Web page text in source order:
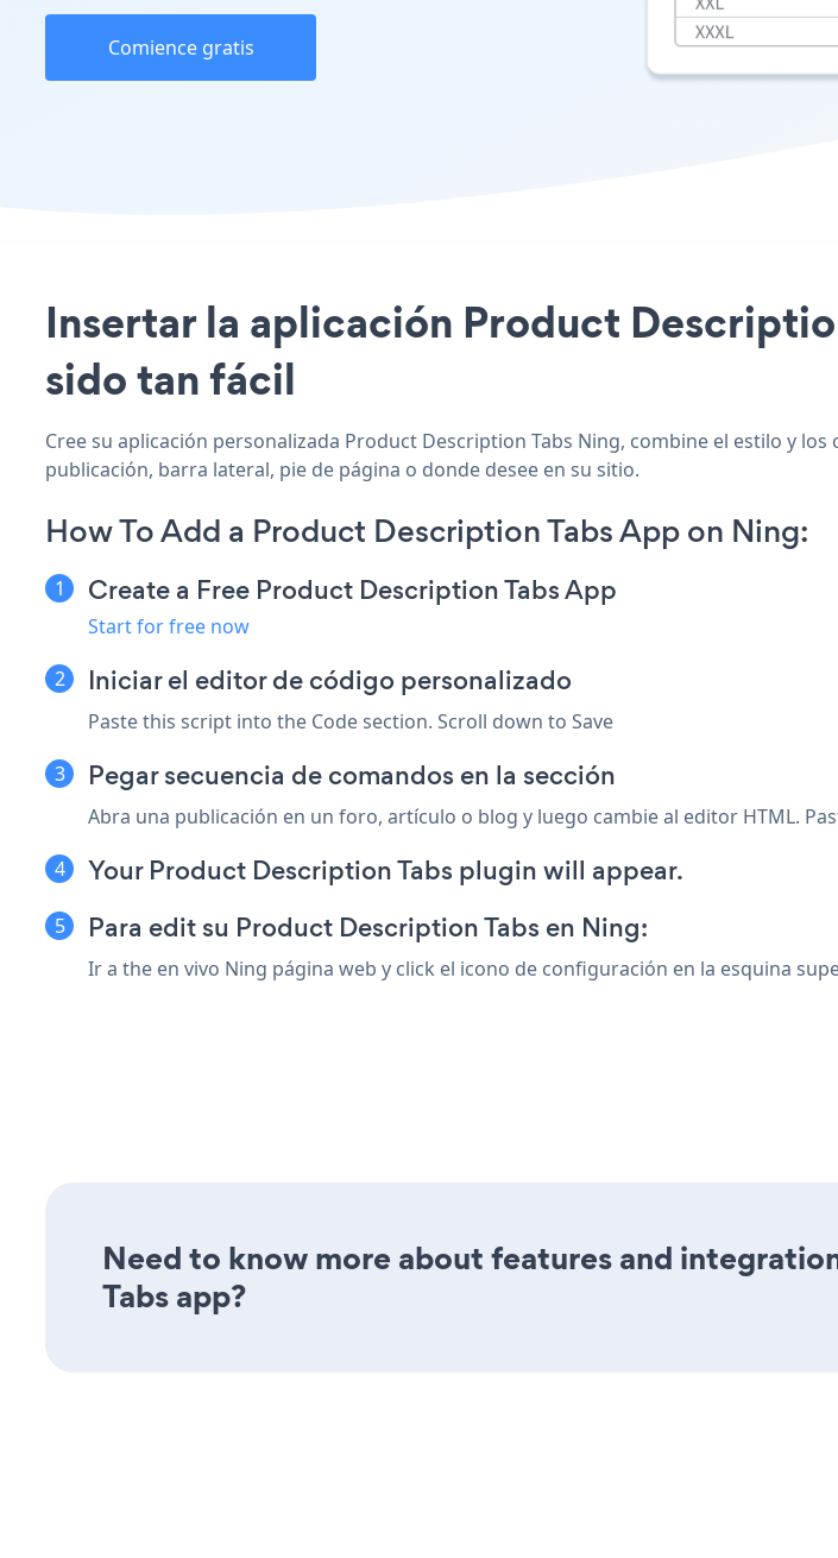
Comience gratis
Insertar la aplicación Product
sido tan fácil
Cree su aplicación personalizada Product Description Tabs Ning, combine el estilo y
publicación, barra lateral, pie de página o donde desee en su sitio.
How To Add a Product Description Tabs App on Ning:
Create a Free Product Description Tabs App
Start for free now
Iniciar el editor de código personalizado
Paste this script into the Code section. Scroll down to Save
Pegar secuencia de comandos en la sección
Abra una publicación en un foro, artículo o blog y luego cambie al editor HTML.
Your Product Description Tabs plugin will appear.
Para edit su Product Description Tabs en Ning:
Ir a the en vivo Ning página web y click el icono de configuración en la esquina
Need to know more about features and
Tabs app?